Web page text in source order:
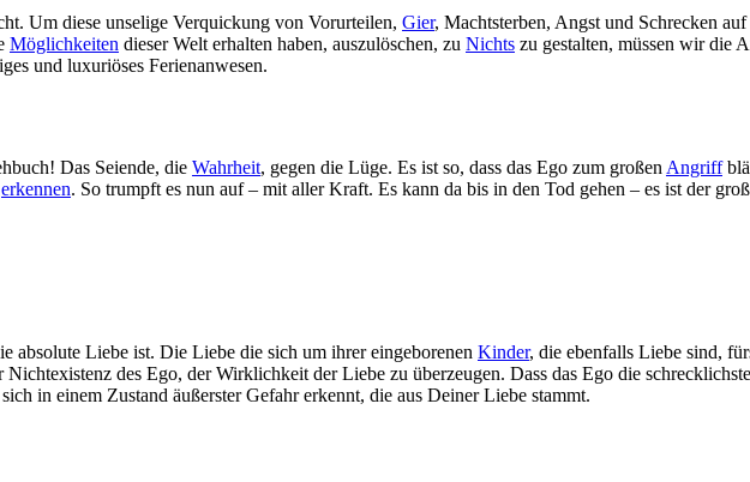
Um diese unselige Verquickung von Vorurteilen, Gier, Machtsterben, Angst und Schrecken
Möglichkeiten dieser Welt erhalten haben, auszulöschen, zu Nichts zu gestalten, müssen wir die
und luxuriöses Ferienanwesen.
Das Seiende, die Wahrheit, gegen die Lüge. Es ist so, dass das Ego zum großen Angriff
erkennen. So trumpft es nun auf – mit aller Kraft. Es kann da bis in den Tod gehen – es ist der
absolute Liebe ist. Die Liebe die sich um ihrer eingeborenen Kinder, die ebenfalls Liebe sind,
des Ego, der Wirklichkeit der Liebe zu überzeugen. Dass das Ego die
in einem Zustand äußerster Gefahr erkennt, die aus Deiner Liebe stammt.